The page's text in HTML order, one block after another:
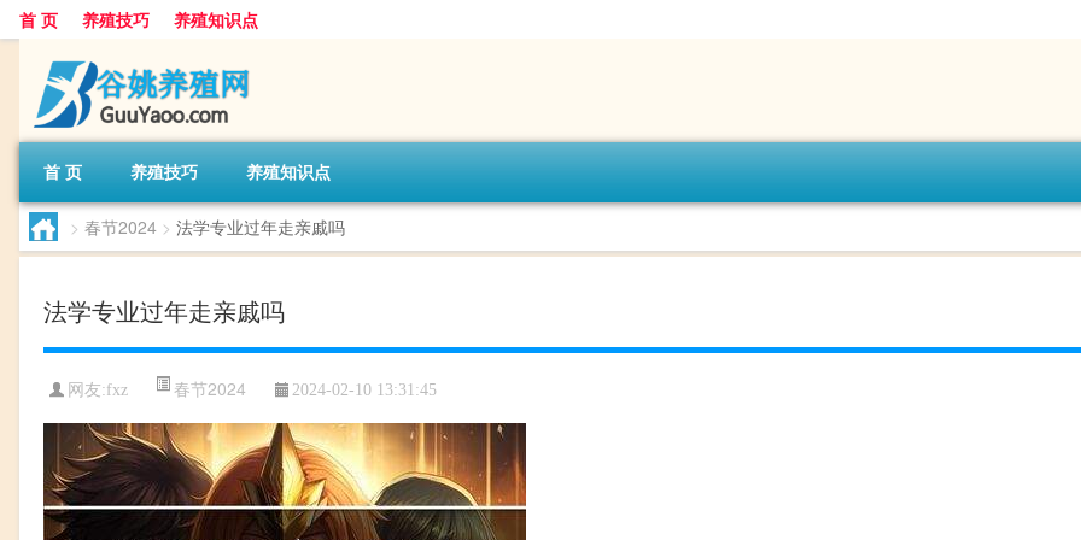
首 页 养殖技巧 养殖知识点
首 页 养殖技巧 养殖知识点
> 春节2024 > 法学专业过年走亲戚吗
法学专业过年走亲戚吗
网友:fxz 春节2024 2024-02-10 13:31:45